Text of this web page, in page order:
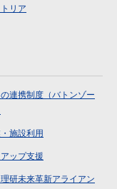
リア
連携制度（バトンゾー
施設利用
ップ支援
理研未来革新アライアン